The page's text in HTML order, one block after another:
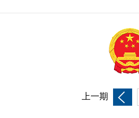
上一期